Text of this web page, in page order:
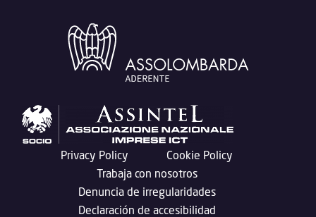
Privacy Policy
Cookie Policy
Trabaja con nosotros
Denuncia de irregularidades
Declaración de accesibilidad